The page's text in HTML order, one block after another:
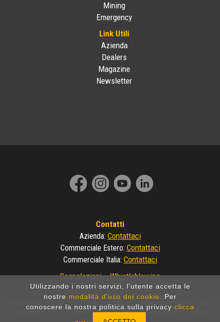
Utilizzando i nostri servizi, l'utente accetta le
nostre modalità d'uso dei cookie . Per
conoscere la nostra politica sulla privacy clicca
Mining
Emergency
Link Utili
Azienda
Dealers
Magazine
Newsletter
Contatti
Azienda: Contattaci
Commerciale Estero: Contattaci
Commerciale Italia: Contattaci
Segnalazioni – Whistleblowing
Copyright © 2024 - DIECI Srl | P.IVA 01682740350 | Comunicazioni legali
D. lgs. 231/2001 Segnalazioni – Whistleblowing